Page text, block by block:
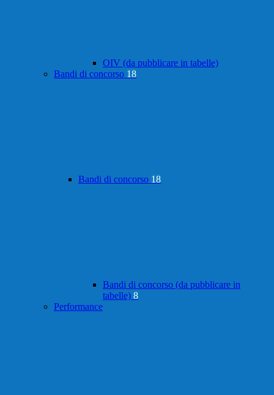
OIV (da pubblicare in tabelle)
Bandi di concorso 18
Bandi di concorso 18
Bandi di concorso (da pubblicare in
tabelle) 8
Performance